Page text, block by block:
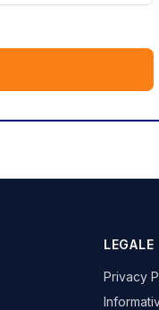
LEGALE
Privacy